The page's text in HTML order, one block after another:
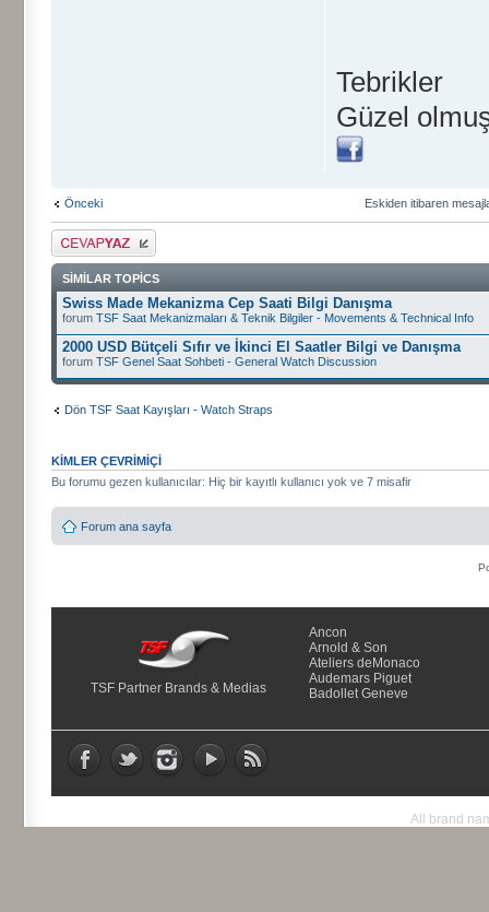
Tebrikler
Güzel
Önceki Eskiden itibaren
Cevap gönder
SIMILAR TOPICS
Swiss Made Mekanizma Cep Saati Bilgi Danışma
forum TSF Saat Mekanizmaları & Teknik Bilgiler - Movements & Technical Info
2000 USD Bütçeli Sıfır ve İkinci El Saatler Bilgi ve Danışma
forum TSF Genel Saat Sohbeti - General Watch Discussion
Dön TSF Saat Kayışları - Watch Straps
KIMLER ÇEVRIMIÇI
Bu forumu gezen kullanıcılar: Hiç bir kayıtlı kullanıcı yok ve 7 misafir
Forum ana sayfa
TSF Partner Brands & Medias
Ancon
Arnold & Son
Ateliers deMonaco
Audemars Piguet
Badollet Geneve
All brand